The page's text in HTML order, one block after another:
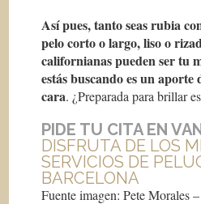
Así pues, tanto seas rubia
pelo corto o largo, liso o
californianas pueden ser tu
estás buscando es un
cara. ¿Preparada para brillar
PIDE TU CITA EN
DISFRUTA DE LOS
SERVICIOS DE
BARCELONA
Fuente imagen: Pete Morales